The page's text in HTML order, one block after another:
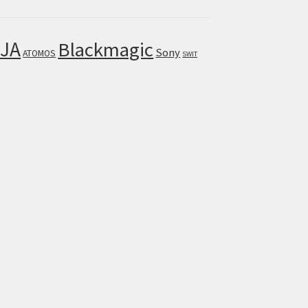
ATOMOS Blackmagic Sony SWIT